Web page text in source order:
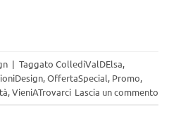
| Taggato CollediValDElsa,
,OffertaSpecial, Promo,
,VieniATrovarci Lascia un commento